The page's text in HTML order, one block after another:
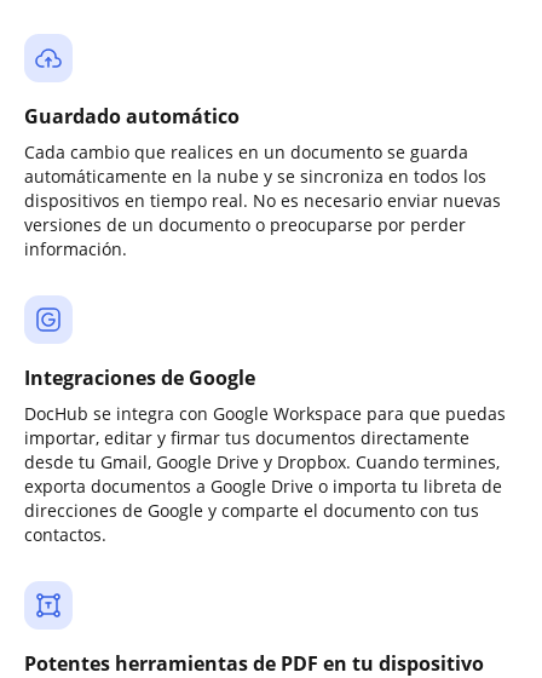
Guardado automático
Cada cambio que realices en un documento se guarda
automáticamente en la nube y se sincroniza en todos los
dispositivos en tiempo real. No es necesario enviar nuevas
versiones de un documento o preocuparse por perder
información.
Integraciones de Google
DocHub se integra con Google Workspace para que puedas
importar, editar y firmar tus documentos directamente
desde tu Gmail, Google Drive y Dropbox. Cuando termines,
exporta documentos a Google Drive o importa tu libreta de
direcciones de Google y comparte el documento con tus
contactos.
Potentes herramientas de PDF en tu dispositivo